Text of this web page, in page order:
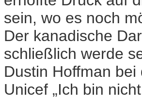
sein, wo es noch
Der kanadische
schließlich werde
Dustin Hoffman bei
Unicef „Ich bin